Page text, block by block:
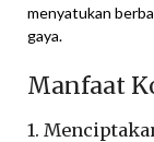
menyatukan
gaya.
Manfaat
1.